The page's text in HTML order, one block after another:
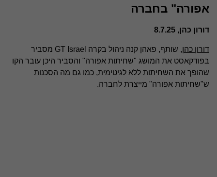
אפורה" בחברה
דורון כהן, 8.7.25
דורון כהן
, שותף, פאהן קנה ניהול בקרה GT Israel מסביר
בפודקאסט את המושג "שחיתות אפורה" והסביר היכן עובר הקו
שהופך את השחיתות ללא לגיטימית, כמו גם מה הסכנות
ש"שחיתות אפורה" מייצרת לחברה.